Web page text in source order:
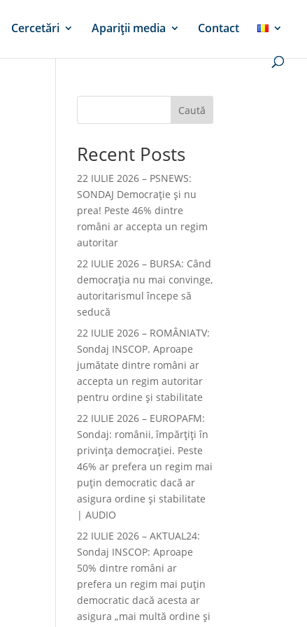
Cercetări Apariții media Contact
Caută
Recent Posts
22 IULIE 2026 – PSNEWS:
SONDAJ Democrație și nu
prea! Peste 46% dintre
români ar accepta un regim
autoritar
22 IULIE 2026 – BURSA: Când
democraţia nu mai convinge,
autoritarismul începe să
seducă
22 IULIE 2026 – ROMÂNIATV:
Sondaj INSCOP. Aproape
jumătate dintre români ar
accepta un regim autoritar
pentru ordine și stabilitate
22 IULIE 2026 – EUROPAFM:
Sondaj: românii, împărțiți în
privința democrației. Peste
46% ar prefera un regim mai
puțin democratic dacă ar
asigura ordine și stabilitate
| AUDIO
22 IULIE 2026 – AKTUAL24:
Sondaj INSCOP: Aproape
50% dintre români ar
prefera un regim mai puțin
democratic dacă acesta ar
asigura „mai multă ordine și